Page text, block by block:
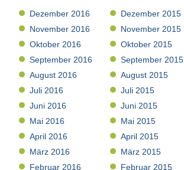
Dezember 2016
November 2016
Oktober 2016
September 2016
August 2016
Juli 2016
Juni 2016
Mai 2016
April 2016
März 2016
Februar 2016
Dezember 2015
November 2015
Oktober 2015
September 2015
August 2015
Juli 2015
Juni 2015
Mai 2015
April 2015
März 2015
Februar 2015